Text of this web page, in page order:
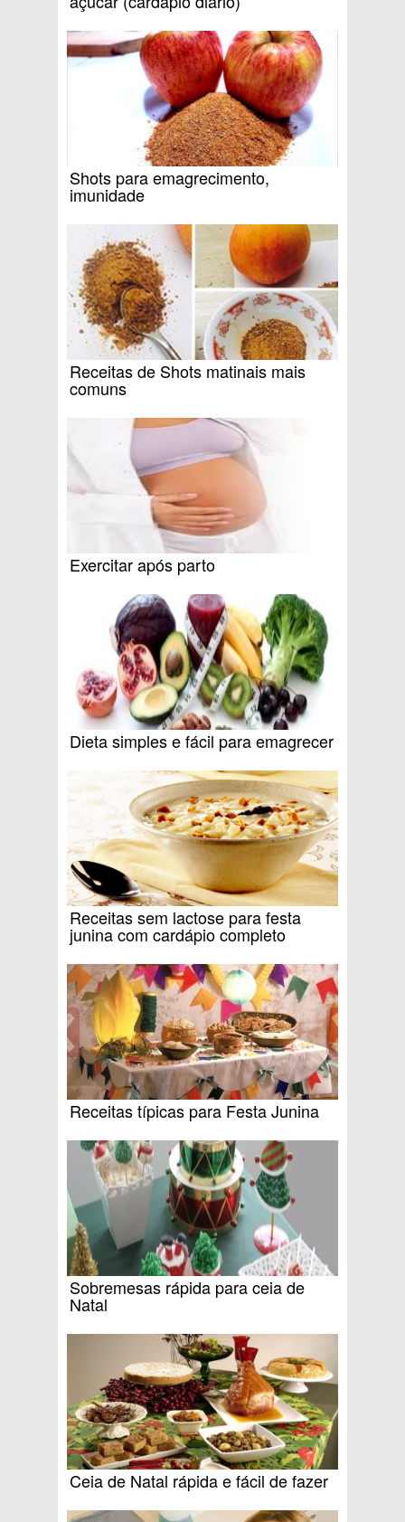
Shots para emagrecimento,
imunidade
Receitas de Shots matinais mais
comuns
Exercitar após parto
Dieta simples e fácil para emagrecer
Receitas sem lactose para festa
junina com cardápio completo
Receitas típicas para Festa Junina
Sobremesas rápida para ceia de
Natal
Ceia de Natal rápida e fácil de fazer